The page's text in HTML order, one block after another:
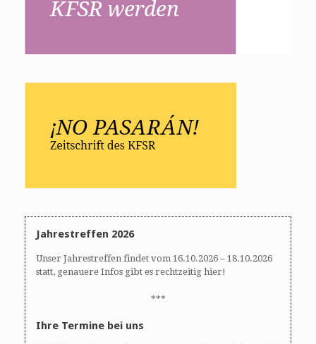
Jahrestreffen 2026
Unser Jahrestreffen findet vom 16.10.2026 – 18.10.2026
statt, genauere Infos gibt es rechtzeitig hier!
***
Ihre Termine bei uns